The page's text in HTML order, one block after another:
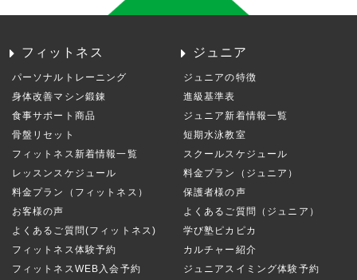
フィットネス
パーソナルトレーニング
身体改善マシン鍛錬
食事サポート商品
骨盤リセット
フィットネス新着情報一覧
レッスンスケジュール
料金プラン（フィットネス）
お客様の声
よくあるご質問(フィットネス)
フィットネス体験予約
フィットネスWEB入会予約
ジュニア
ジュニアの特徴
進級基準表
ジュニア新着情報一覧
短期水泳教室
スクールスケジュール
料金プラン（ジュニア）
保護者様の声
よくあるご質問（ジュニア）
学び塾ピカピカ
カルチャー紹介
ジュニアスイミング体験予約